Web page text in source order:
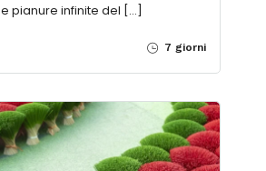
pianure infinite del […]
7 giorni